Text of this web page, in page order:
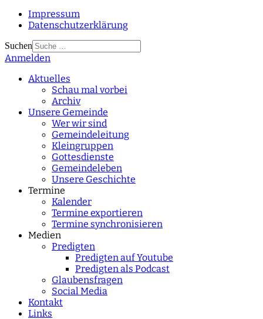
Impressum
Datenschutzerklärung
Suchen
Type 2 or more
Anmelden
Aktuelles
Schau mal vorbei
Archiv
Unsere Gemeinde
Wer wir sind
Gemeindeleitung
Kleingruppen
Gottesdienste
Gemeindeleben
Unsere Geschichte
Termine
Kalender
Termine exportieren
Termine synchronisieren
Medien
Predigten
Predigten auf Youtube
Predigten als Podcast
Glaubensfragen
Social Media
Kontakt
Links